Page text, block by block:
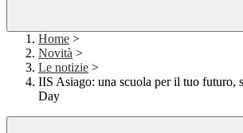
Home >
Novità >
Le notizie >
IIS Asiago: una scuola per il tuo futuro,
Day